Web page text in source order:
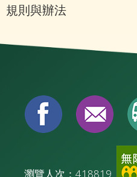
規則與辦法
瀏覽人次：418819